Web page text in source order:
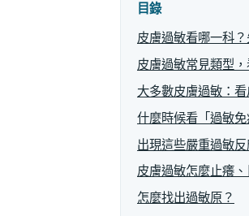
目錄
皮膚過敏看哪一科
皮膚過敏常見類型
大多數皮膚過敏：
什麼時候看「過敏
出現這些嚴重過敏
皮膚過敏怎麼止癢
怎麼找出過敏原？